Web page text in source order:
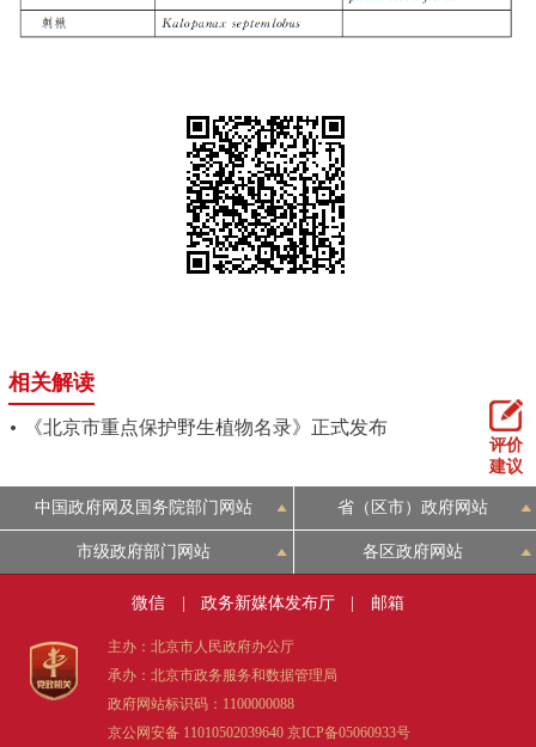
相关解读
《北京市重点保护野生植物名录》正式发布
评价
建议
中国政府网及国务院部门网站 省（区市）政府网站
市级政府部门网站 各区政府网站
微信 | 政务新媒体发布厅 | 邮箱
主办：北京市人民政府办公厅
承办：北京市政务服务和数据管理局
政府网站标识码：1100000088
京公网安备 11010502039640 京ICP备05060933号